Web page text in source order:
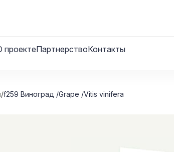
проектеПартнерствоКонтакты
/f259 Виноград /Grape /Vitis vinifera